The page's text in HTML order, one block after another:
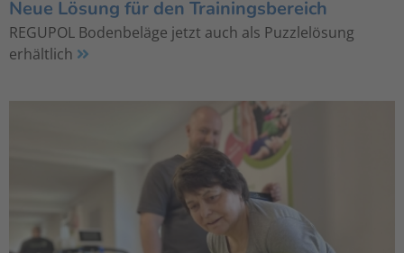
Neue Lösung für den Trainingsbereich
REGUPOL Bodenbeläge jetzt auch als Puzzlelösung
erhältlich